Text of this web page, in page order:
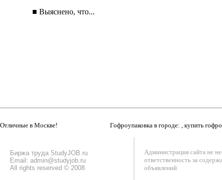
■ Выяснено, что...
Отличные в Москве! Гофроупаковка в городе: , купить
Биржа труда StudyJOB.ru
Email: admin@studyjob.ru
All rights reserved © 2008
Администрация сайта не
ответственность за
объявлений